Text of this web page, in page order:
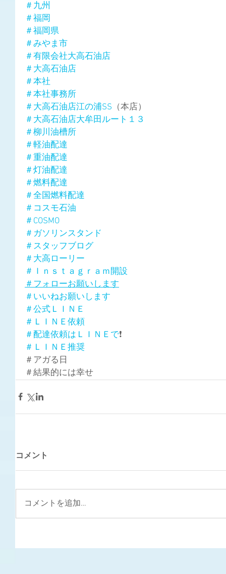
＃九州
＃福岡
＃福岡県
＃みやま市
＃有限会社大高石油店
＃大高石油店
＃本社
＃本社事務所
＃大高石油店江の浦SS （本店）
＃大高石油店大牟田ルート１３
＃柳川油槽所
＃軽油配達
＃重油配達
＃灯油配達
＃燃料配達
＃全国燃料配達
＃コスモ石油
＃COSMO
＃ガソリンスタンド
＃スタッフブログ
＃大高ローリー
＃Ｉｎｓｔａｇｒａｍ開設
＃フォローお願いします
＃いいねお願いします
＃公式ＬＩＮＥ
＃ＬＩＮＥ依頼
＃配達依頼はＬＩＮＥで❗
＃ＬＩＮＥ推奨
＃アガる日
＃結果的には幸せ
コメント
コメントを追加…